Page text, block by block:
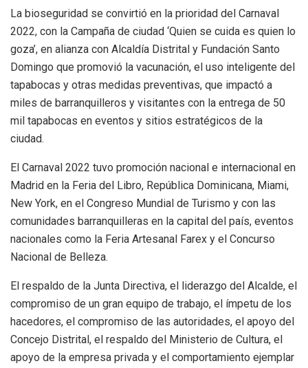
La bioseguridad se convirtió en la prioridad del Carnaval
2022, con la Campaña de ciudad ‘Quien se cuida es quien lo
goza’, en alianza con Alcaldía Distrital y Fundación Santo
Domingo que promovió la vacunación, el uso inteligente del
tapabocas y otras medidas preventivas, que impactó a
miles de barranquilleros y visitantes con la entrega de 50
mil tapabocas en eventos y sitios estratégicos de la
ciudad.
El Carnaval 2022 tuvo promoción nacional e internacional en
Madrid en la Feria del Libro, República Dominicana, Miami,
New York, en el Congreso Mundial de Turismo y con las
comunidades barranquilleras en la capital del país, eventos
nacionales como la Feria Artesanal Farex y el Concurso
Nacional de Belleza.
El respaldo de la Junta Directiva, el liderazgo del Alcalde, el
compromiso de un gran equipo de trabajo, el ímpetu de los
hacedores, el compromiso de las autoridades, el apoyo del
Concejo Distrital, el respaldo del Ministerio de Cultura, el
apoyo de la empresa privada y el comportamiento ejemplar